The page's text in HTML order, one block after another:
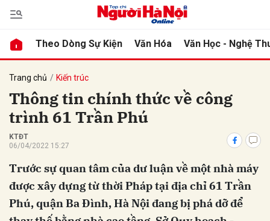
Theo Dòng Sự Kiện Văn Hóa Văn Học - Nghệ
Trang chủ Kiến trúc
Thông tin chính thức về công
trình 61 Trần Phú
KTĐT
06/04/2022 15:27
Trước sự quan tâm của dư luận về một nhà máy
được xây dựng từ thời Pháp tại địa chỉ 61 Trần
Phú, quận Ba Đình, Hà Nội đang bị phá dỡ để
luận
Hủy